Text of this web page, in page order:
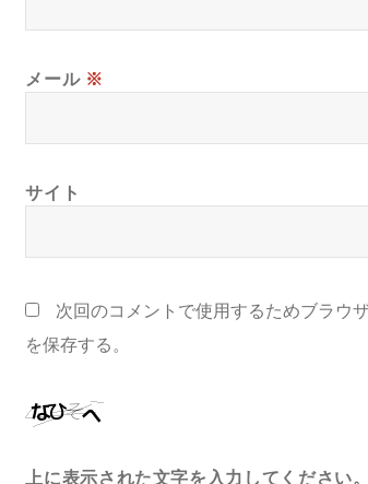
メール ※
サイト
次回のコメントで使用するためブラウ
を保存する。
上に表示された文字を入力してください。